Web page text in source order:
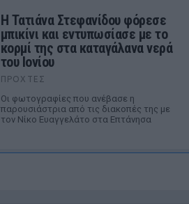
Η Τατιάνα Στεφανίδου φόρεσε
μπικίνι και εντυπωσίασε με το
κορμί της στα καταγάλανα νερά
του Ιονίου
ΠΡΟΧΤΈΣ
Οι φωτογραφίες που ανέβασε η
παρουσιάστρια από τις διακοπές της με
τον Νίκο Ευαγγελάτο στα Επτάνησα